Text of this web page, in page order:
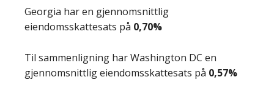
Georgia har en gjennomsnittlig
eiendomsskattesats på 0,70%
Til sammenligning har Washington DC en
gjennomsnittlig eiendomsskattesats på 0,57%